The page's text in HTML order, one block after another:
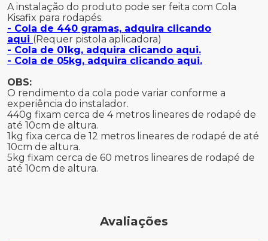
A instalação do produto pode ser feita com Cola
Kisafix para rodapés.
- Cola de 440 gramas, adquira clicando
aqui (Requer pistola aplicadora)
- Cola de 01kg, adquira clicando aqui.
- Cola de 05kg, adquira clicando aqui.
OBS:
O rendimento da cola pode variar conforme a
experiência do instalador.
440g fixam cerca de 4 metros lineares de rodapé de
até 10cm de altura.
1kg fixa cerca de 12 metros lineares de rodapé de até
10cm de altura.
5kg fixam cerca de 60 metros lineares de rodapé de
até 10cm de altura.
Avaliações